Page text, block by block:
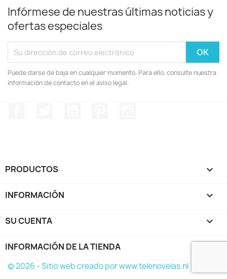
Infórmese de nuestras últimas noticias y
ofertas especiales
Puede darse de baja en cualquier momento. Para ello, consulte nuestra
información de contacto en el aviso legal.
PRODUCTOS 
INFORMACIÓN 
SU CUENTA 
INFORMACIÓN DE LA TIENDA
© 2026 - Sitio web creado por www.telenovelas.nl